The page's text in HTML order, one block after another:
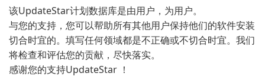
该UpdateStar计划数据库是由用户，为用户。
与您的支持，您可以帮助所有其他用户保持他们的软件安装
切合时宜的。填写任何领域都是不正确或不切合时宜。我们
将检查和评估您的贡献，尽快落实。
感谢您的支持UpdateStar ！